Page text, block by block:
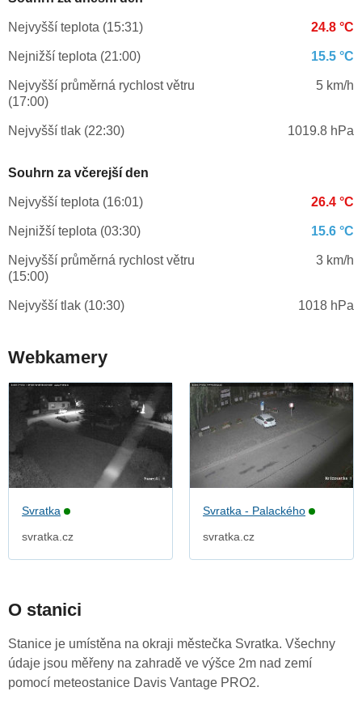
Nejvyšší teplota (15:31) 24.8 °C
Nejnižší teplota (21:00) 15.5 °C
Nejvyšší průměrná rychlost větru
(17:00)
5 km/h
Nejvyšší tlak (22:30) 1019.8 hPa
Souhrn za včerejší den
Nejvyšší teplota (16:01) 26.4 °C
Nejnižší teplota (03:30) 15.6 °C
Nejvyšší průměrná rychlost větru
(15:00)
3 km/h
Nejvyšší tlak (10:30) 1018 hPa
Webkamery
Svratka
svratka.cz
Svratka - Palackého
svratka.cz
O stanici
Stanice je umístěna na okraji městečka Svratka. Všechny
údaje jsou měřeny na zahradě ve výšce 2m nad zemí
pomocí meteostanice Davis Vantage PRO2.